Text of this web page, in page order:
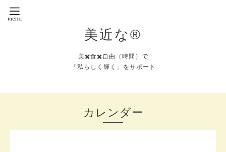
美近な®︎
美✖️食✖️自由（時間）で
「私らしく輝く」をサポート
カレンダー